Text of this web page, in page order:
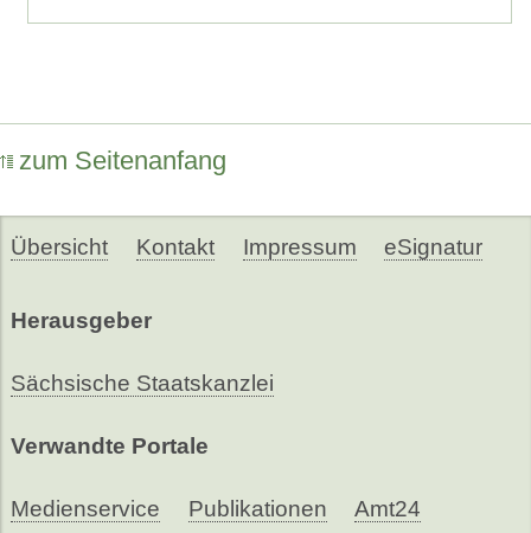
zum Seitenanfang
Übersicht Kontakt Impressum eSignatur
Herausgeber
Sächsische Staatskanzlei
Verwandte Portale
Medienservice Publikationen Amt24